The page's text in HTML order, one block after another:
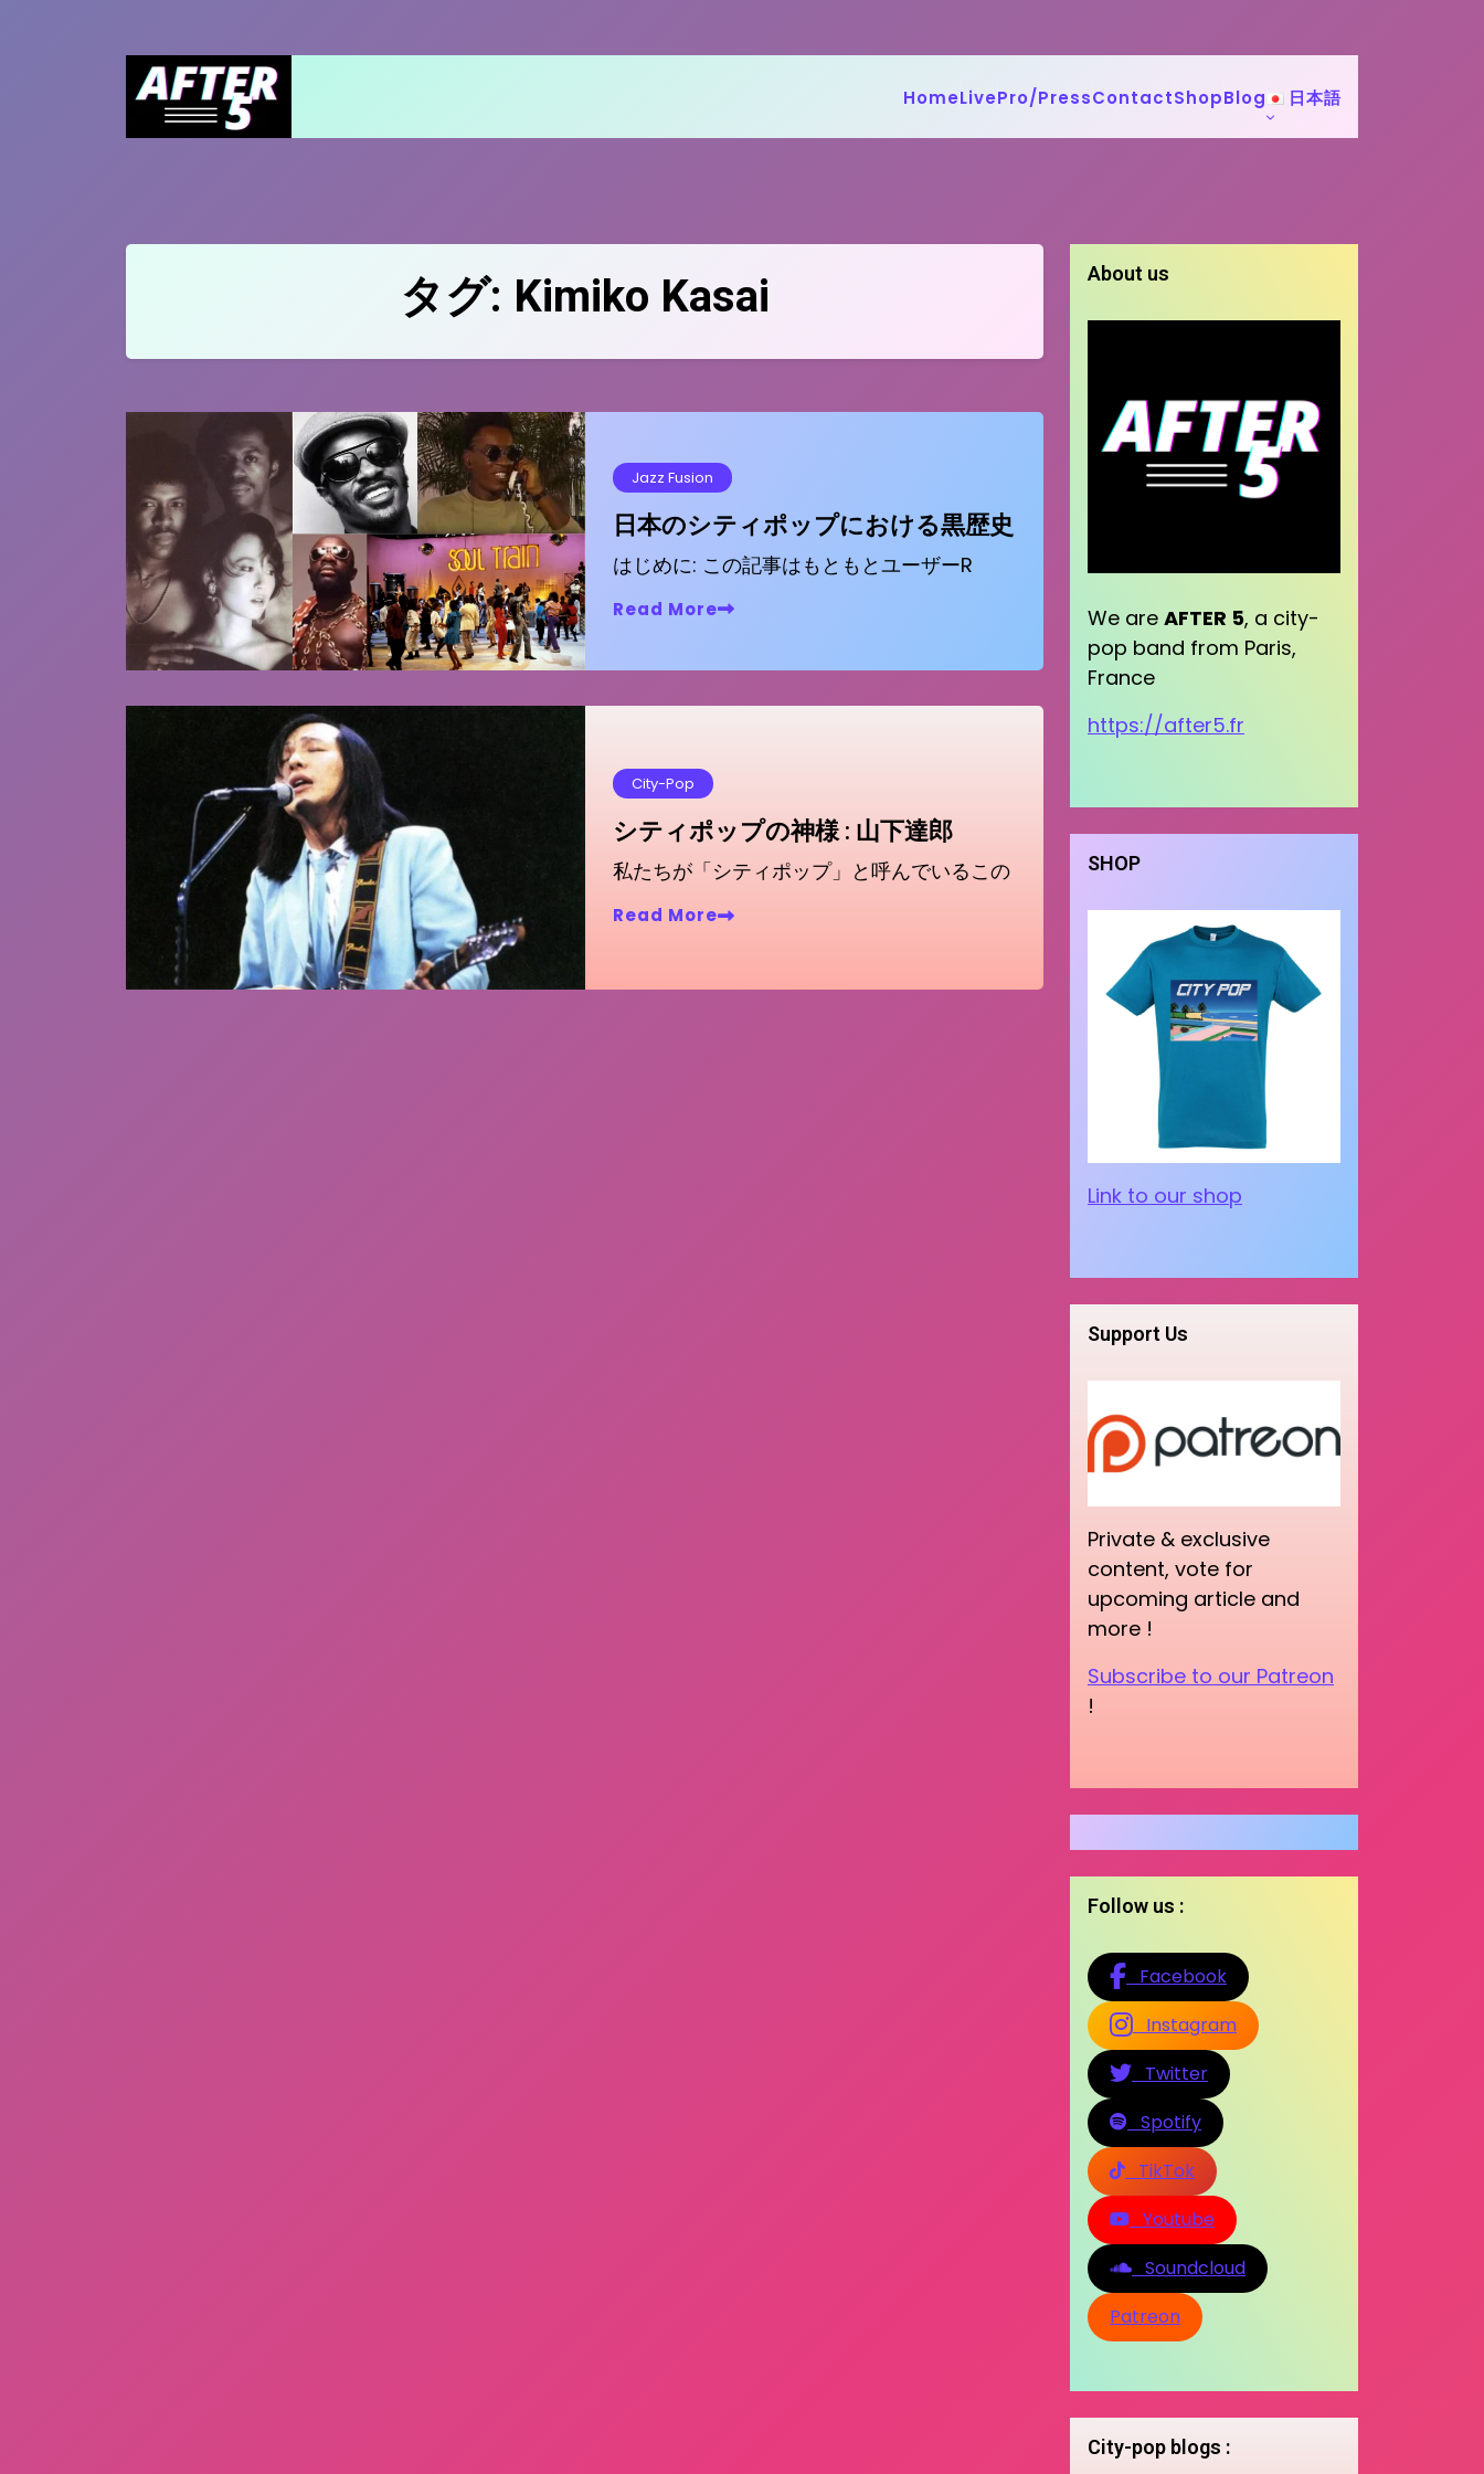
HomeLivePro/PressContactShopBlog 日本語
タグ: Kimiko Kasai
Jazz Fusion
日本のシティポップにおける黒歴史
はじめに: この記事はもともとユーザーR
Read More
City-Pop
シティポップの神様 : 山下達郎
私たちが「シティポップ」と呼んでいるこの
Read More
About us
We are AFTER 5, a city-
pop band from Paris,
France
https://after5.fr
SHOP
Link to our shop
Support Us
Private & exclusive
content, vote for
upcoming article and
more !
Subscribe to our Patreon
!
Follow us :
Facebook
Instagram
Twitter
Spotify
TikTok
Youtube
Soundcloud
Patreon
City-pop blogs :